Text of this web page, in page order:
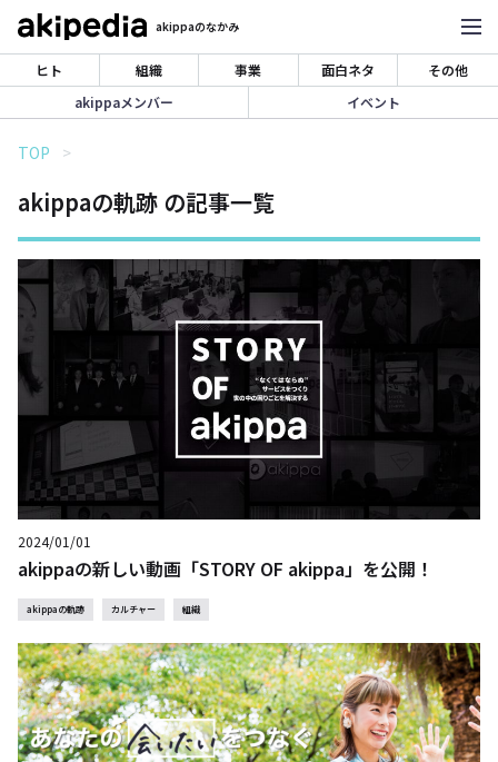
akippaのなかみ
ヒト 組織 事業 面白ネタ
その他
akippaメンバー
イベント
TOP
akippaの軌跡 の記事一覧
2024/01/01
akippaの新しい動画「STORY OF akippa」を公開！
akippaの軌跡 カルチャー 組織